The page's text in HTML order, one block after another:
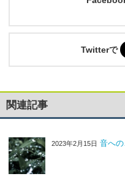
Twitterで
関連記事
2023年2月15日 音への